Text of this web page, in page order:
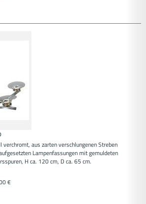
aus zarten verschlungenen Streben
Lampenfassungen mit gemuldeten
H ca. 120 cm, D ca. 65 cm.
€